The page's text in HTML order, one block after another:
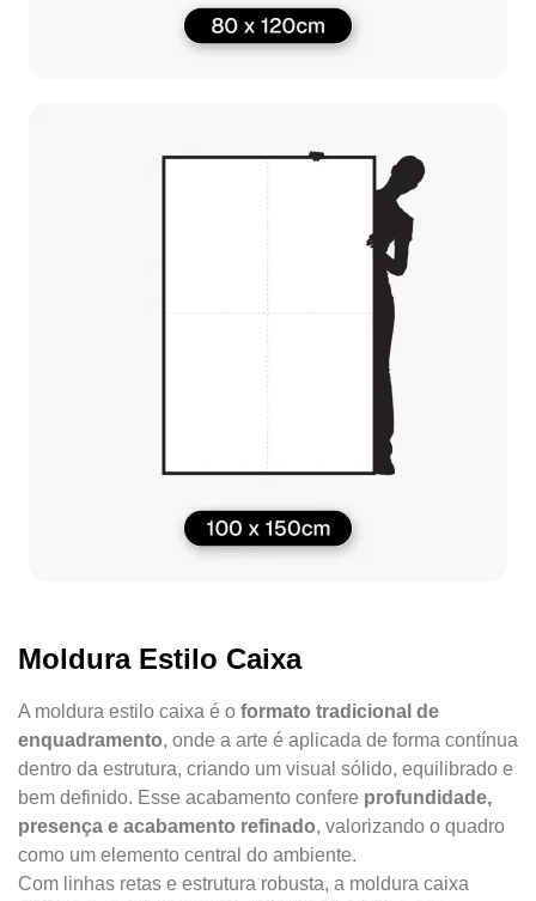
Moldura Estilo Caixa
A moldura estilo caixa é o formato tradicional de
enquadramento, onde a arte é aplicada de forma contínua
dentro da estrutura, criando um visual sólido, equilibrado e
bem definido. Esse acabamento confere profundidade,
presença e acabamento refinado, valorizando o quadro
como um elemento central do ambiente.
Com linhas retas e estrutura robusta, a moldura caixa